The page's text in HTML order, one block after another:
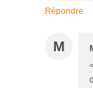
Répondre
M